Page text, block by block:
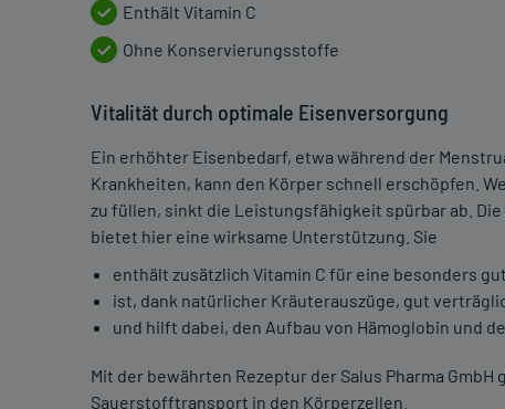
Enthält Vitamin C
Ohne Konservierungsstoffe
Vitalität durch optimale Eisenversorgung
Ein erhöhter Eisenbedarf, etwa während der
Krankheiten, kann den Körper schnell erschöpfen.
zu füllen, sinkt die Leistungsfähigkeit spürbar ab.
bietet hier eine wirksame Unterstützung. Sie
enthält zusätzlich Vitamin C für eine besonders
ist, dank natürlicher Kräuterauszüge, gut
und hilft dabei, den Aufbau von Hämoglobin und
Mit der bewährten Rezeptur der Salus Pharma
Sauerstofftransport in den Körperzellen.